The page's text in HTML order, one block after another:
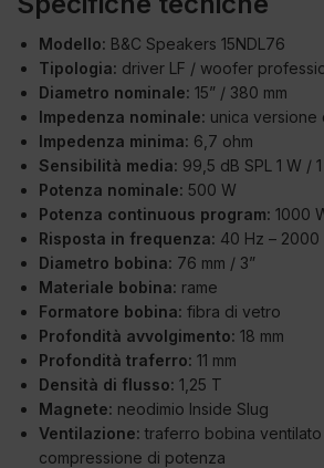
Modello: B&C Speakers 15NDL76
Tipologia: driver LF / woofer
Diametro nominale: 15” / 380 mm
Impedenza nominale: unica versione
Impedenza minima: 6,7 ohm
Sensibilità media: 99,5 dB SPL 1 W / 1
Potenza nominale: 500 W
Potenza continuous program: 1000
Risposta in frequenza: 40 Hz – 2000
Diametro bobina: 76 mm / 3”
Materiale bobina: rame
Formatore bobina: fibra di vetro
Profondità avvolgimento: 18 mm
Profondità traferro: 11 mm
Densità di flusso: 1,25 T
Magnete: neodimio Inside Slug
Ventilazione: traferro bobina
compressione di potenza